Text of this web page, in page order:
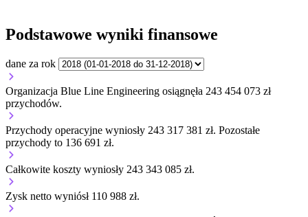
Podstawowe wyniki finansowe
dane za rok
Organizacja Blue Line Engineering osiągnęła 243 454 073 zł
przychodów.
Przychody operacyjne wyniosły 243 317 381 zł. Pozostałe
przychody to 136 691 zł.
Całkowite koszty wyniosły 243 343 085 zł.
Zysk netto wyniósł 110 988 zł.